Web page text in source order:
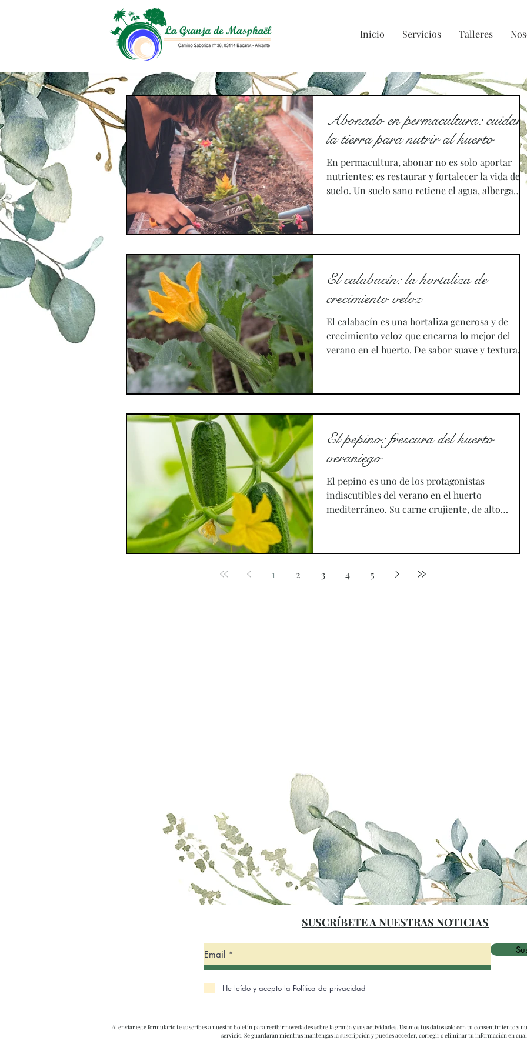
Inicio Servicios Talleres
Abonado en permacultura: cuidar
la tierra para nutrir al huerto
En permacultura, abonar no es solo aportar
nutrientes: es restaurar y fortalecer la vida del
suelo. Un suelo sano retiene el agua, alberga
externos agresivos. Los dos momentos más
antes de las plantaciones de otoño. En huertos
— planificar el abonado de forma
El calabacín: la hortaliza de
crecimiento veloz
El calabacín es una hortaliza generosa y de
crecimiento veloz que encarna lo mejor del
verano en el huerto. De sabor suave y textura...
El pepino: frescura del huerto
veraniego
El pepino es uno de los protagonistas
indiscutibles del verano en el huerto
mediterráneo. Su carne crujiente, de alto
1 2 3 4 5
He leído y acepto la Política de privacidad
SUSCRÍBETE A NUESTRAS NOTICIAS
Al enviar este formulario te suscribes a nuestro boletín para recibir novedades sobre la granja y sus actividades. Usamos tus datos solo con tu consentimiento y
servicio. Se guardarán mientras mantengas la suscripción y puedes acceder, corregir o eliminar tu información en